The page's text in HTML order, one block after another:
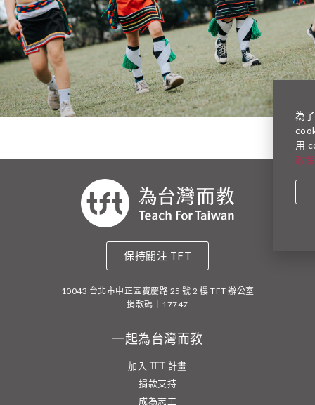
保持關注 TFT
10043 台北市中正區寶慶路 25 號 2 樓 TFT 辦公室
捐款碼｜17747
一起為台灣而教
加入 TFT 計畫
捐款支持
成為志工
為
用
政